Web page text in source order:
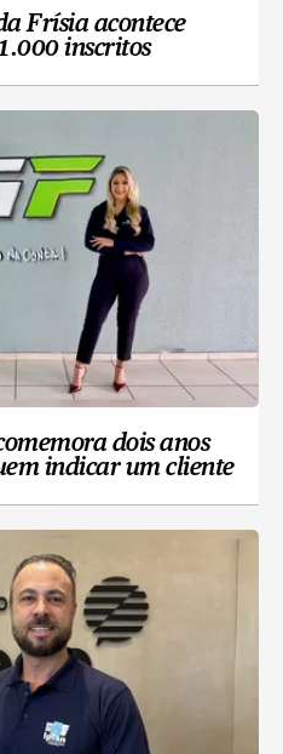
Frísia acontece
inscritos
dois anos
indicar um cliente